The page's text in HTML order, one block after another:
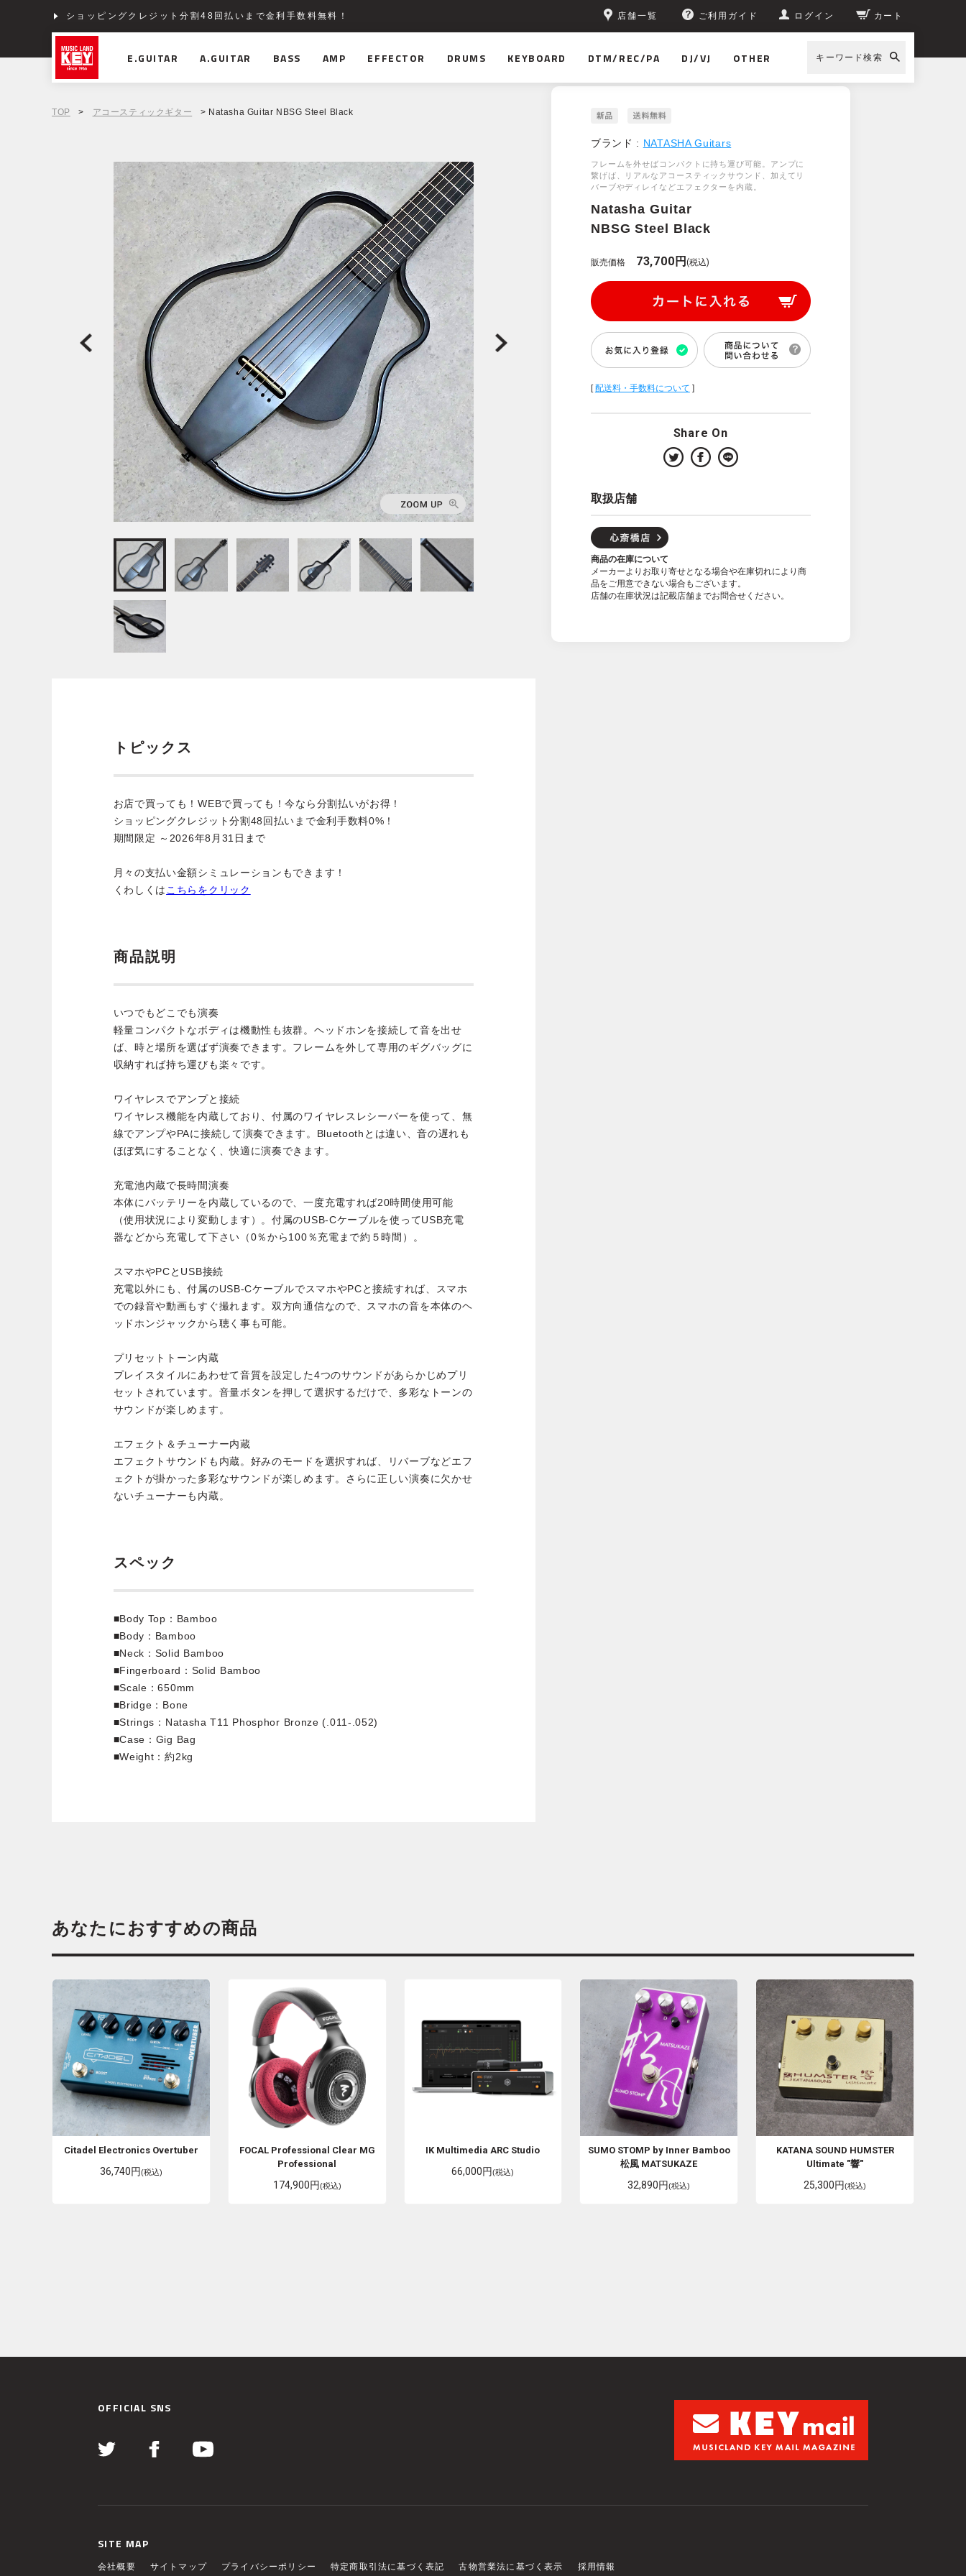
ショッピングクレジット分割48回払いまで金利手数料無料！ 店舗一覧 ご利用ガイド ログイン カート
E.GUITAR A.GUITAR BASS AMP EFFECTOR DRUMS KEYBOARD DTM/REC/PA DJ/VJ OTHER キーワード検索
TOP > アコースティックギター > Natasha Guitar NBSG Steel Black
ブランド : NATASHA Guitars
フレームを外せばコンパクトに持ち運び可能。アンプに
繋げば、リアルなアコースティックサウンド、加えてリ
バーブやディレイなどエフェクターを内蔵。
Natasha Guitar
NBSG Steel Black
販売価格 73,700円(税込)
[配送料・手数料について ]
Share On
取扱店舗
商品の在庫について
メーカーよりお取り寄せとなる場合や在庫切れにより商
品をご用意できない場合もございます。
店舗の在庫状況は記載店舗までお問合せください。
トピックス
お店で買っても！WEBで買っても！今なら分割払いがお得！
ショッピングクレジット分割48回払いまで金利手数料0%！
期間限定 ～2026年8月31日まで
月々の支払い金額シミュレーションもできます！
くわしくは こちらをクリック
商品説明
いつでもどこでも演奏
軽量コンパクトなボディは機動性も抜群。ヘッドホンを接続して音を出せ
ば、時と場所を選ばず演奏できます。フレームを外して専用のギグバッグに
収納すれば持ち運びも楽々です。
ワイヤレスでアンプと接続
ワイヤレス機能を内蔵しており、付属のワイヤレスレシーバーを使って、無
線でアンプやPAに接続して演奏できます。Bluetoothとは違い、音の遅れも
ほぼ気にすることなく、快適に演奏できます。
充電池内蔵で長時間演奏
本体にバッテリーを内蔵しているので、一度充電すれば20時間使用可能
（使用状況により変動します）。付属のUSB-Cケーブルを使ってUSB充電
器などから充電して下さい（0％から100％充電まで約５時間）。
スマホやPCとUSB接続
充電以外にも、付属のUSB-CケーブルでスマホやPCと接続すれば、スマホ
での録音や動画もすぐ撮れます。双方向通信なので、スマホの音を本体のヘ
ッドホンジャックから聴く事も可能。
プリセットトーン内蔵
プレイスタイルにあわせて音質を設定した4つのサウンドがあらかじめプリ
セットされています。音量ボタンを押して選択するだけで、多彩なトーンの
サウンドが楽しめます。
エフェクト＆チューナー内蔵
エフェクトサウンドも内蔵。好みのモードを選択すれば、リバーブなどエフ
ェクトが掛かった多彩なサウンドが楽しめます。さらに正しい演奏に欠かせ
ないチューナーも内蔵。
スペック
■Body Top：Bamboo
■Body：Bamboo
■Neck：Solid Bamboo
■Fingerboard：Solid Bamboo
■Scale：650mm
■Bridge：Bone
■Strings：Natasha T11 Phosphor Bronze (.011-.052)
■Case：Gig Bag
■Weight：約2kg
あなたにおすすめの商品
Citadel Electronics Overtuber
36,740円(税込)
FOCAL Professional Clear MG
Professional
174,900円(税込)
IK MultimediaARC Studio
66,000円(税込)
SUMO STOMP by Inner Bamboo
松風 MATSUKAZE
32,890円(税込)
KATANA SOUND HUMSTER
Ultimate "響"
25,300円(税込)
OFFICIAL SNS
SITE MAP
会社概要 サイトマップ プライバシーポリシー 特定商取引法に基づく表記 古物営業法に基づく表示 採用情報